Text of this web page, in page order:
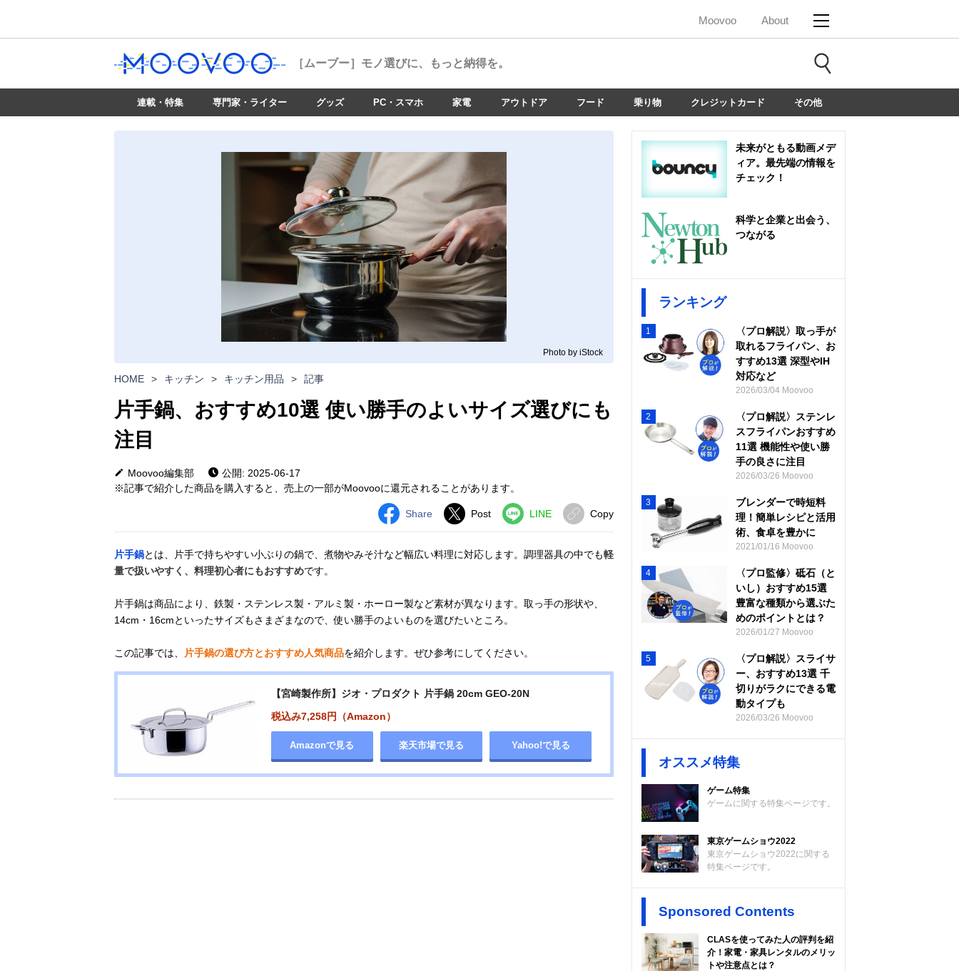
Moovoo About
［ムーブー］ モノ選びに、もっと納得を。
連載・特集 専門家・ライター グッズ PC・スマホ 家電 アウトドア フード 乗り物 クレジットカード その他
Photo by iStock
HOME > キッチン > キッチン用品 > 記事
片手鍋、おすすめ10選 使い勝手のよいサイズ選びにも
注目
Moovoo編集部
公開: 2025-06-17
※記事で紹介した商品を購入すると、売上の一部がMoovooに還元されることがあります。
Share Post LINE Copy
片手鍋とは、片手で持ちやすい小ぶりの鍋で、煮物やみそ汁など幅広い料理に対応します。調理器具の中でも軽
量で扱いやすく、料理初心者にもおすすめです。
片手鍋は商品により、鉄製・ステンレス製・アルミ製・ホーロー製など素材が異なります。取っ手の形状や、
14cm・16cmといったサイズもさまざまなので、使い勝手のよいものを選びたいところ。
この記事では、 片手鍋の選び方とおすすめ人気商品を紹介します。ぜひ参考にしてください。
【宮崎製作所】ジオ・プロダクト 片手鍋 20cm GEO-20N
税込み7,258円（Amazon）
Amazonで見る 楽天市場で見る Yahoo!で見る
未来がともる動画メデ
ィア。最先端の情報を
チェック！
科学と企業と出会う、
つながる
ランキング
1
〈プロ解説〉取っ手が
取れるフライパン、お
すすめ13選 深型やIH
対応など
2026/03/04 Moovoo
2
〈プロ解説〉ステンレ
スフライパンおすすめ
11選 機能性や使い勝
手の良さに注目
2026/03/26 Moovoo
3
ブレンダーで時短料
理！簡単レシピと活用
術、食卓を豊かに
2021/01/16 Moovoo
4
〈プロ監修〉砥石（と
いし）おすすめ15選
豊富な種類から選ぶた
めのポイントとは？
2026/01/27 Moovoo
5
〈プロ解説〉スライサ
ー、おすすめ13選 千
切りがラクにできる電
動タイプも
2026/03/26 Moovoo
オススメ特集
ゲーム特集
ゲームに関する特集ページです。
東京ゲームショウ2022
東京ゲームショウ2022に関する
特集ページです。
Sponsored Contents
CLASを使ってみた人の評判を紹
介！家電・家具レンタルのメリッ
トや注意点とは？